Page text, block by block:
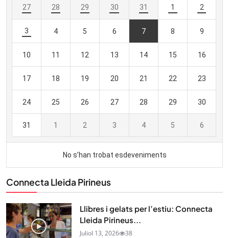
Connecta Lleida Pirineus
Llibres i gelats per l’estiu: Connecta
Lleida Pirineus...
Juliol 13, 2026 38